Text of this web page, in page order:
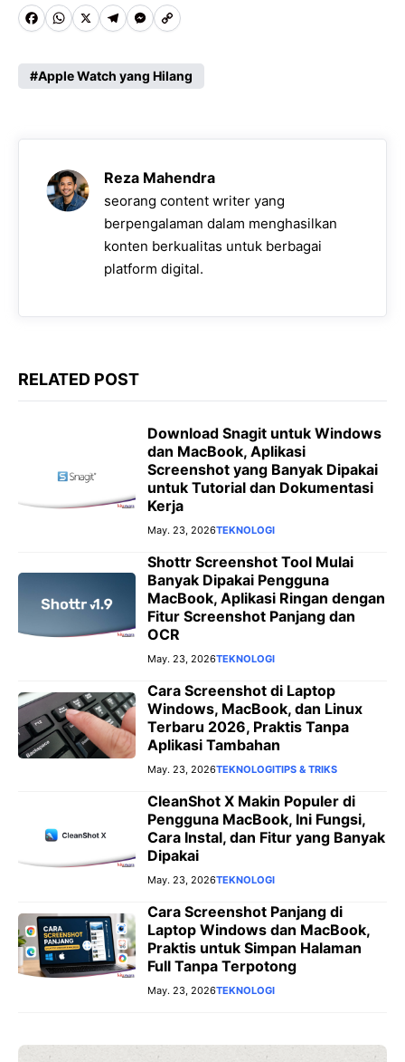
F
c
b
W
a
s
A
p
X T
l
g
r
a
m
M
s
e
n
g
e
r
C
p
L
i
n
k
Apple Watch yang Hilang
Reza Mahendra
seorang content writer yang
berpengalaman dalam menghasilkan
konten berkualitas untuk berbagai
platform digital.
RELATED POST
Download Snagit untuk Windows
dan MacBook, Aplikasi
Screenshot yang Banyak Dipakai
untuk Tutorial dan Dokumentasi
Kerja
May. 23, 2026TEKNOLOGI
Shottr Screenshot Tool Mulai
Banyak Dipakai Pengguna
MacBook, Aplikasi Ringan dengan
Fitur Screenshot Panjang dan
OCR
May. 23, 2026TEKNOLOGI
Cara Screenshot di Laptop
Windows, MacBook, dan Linux
Terbaru 2026, Praktis Tanpa
Aplikasi Tambahan
May. 23, 2026TEKNOLOGITIPS & TRIKS
CleanShot X Makin Populer di
Pengguna MacBook, Ini Fungsi,
Cara Instal, dan Fitur yang Banyak
Dipakai
May. 23, 2026TEKNOLOGI
Cara Screenshot Panjang di
Laptop Windows dan MacBook,
Praktis untuk Simpan Halaman
Full Tanpa Terpotong
May. 23, 2026TEKNOLOGI